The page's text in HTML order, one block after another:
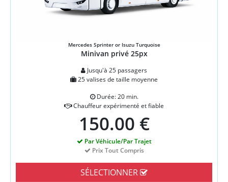
Mercedes Sprinter or Isuzu Turquoise
Minivan privé 25px
Jusqu'à 25 passagers
25 valises de taille moyenne
Durée: 20 min.
Chauffeur expérimenté et fiable
150.00 €
Par Véhicule/Par Trajet
Prix Tout Compris
SÉLECTIONNER